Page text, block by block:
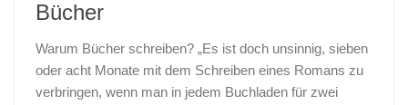
Bücher
Warum Bücher schreiben? „Es ist doch unsinnig, sieben
oder acht Monate mit dem Schreiben eines Romans zu
verbringen, wenn man in jedem Buchladen für zwei